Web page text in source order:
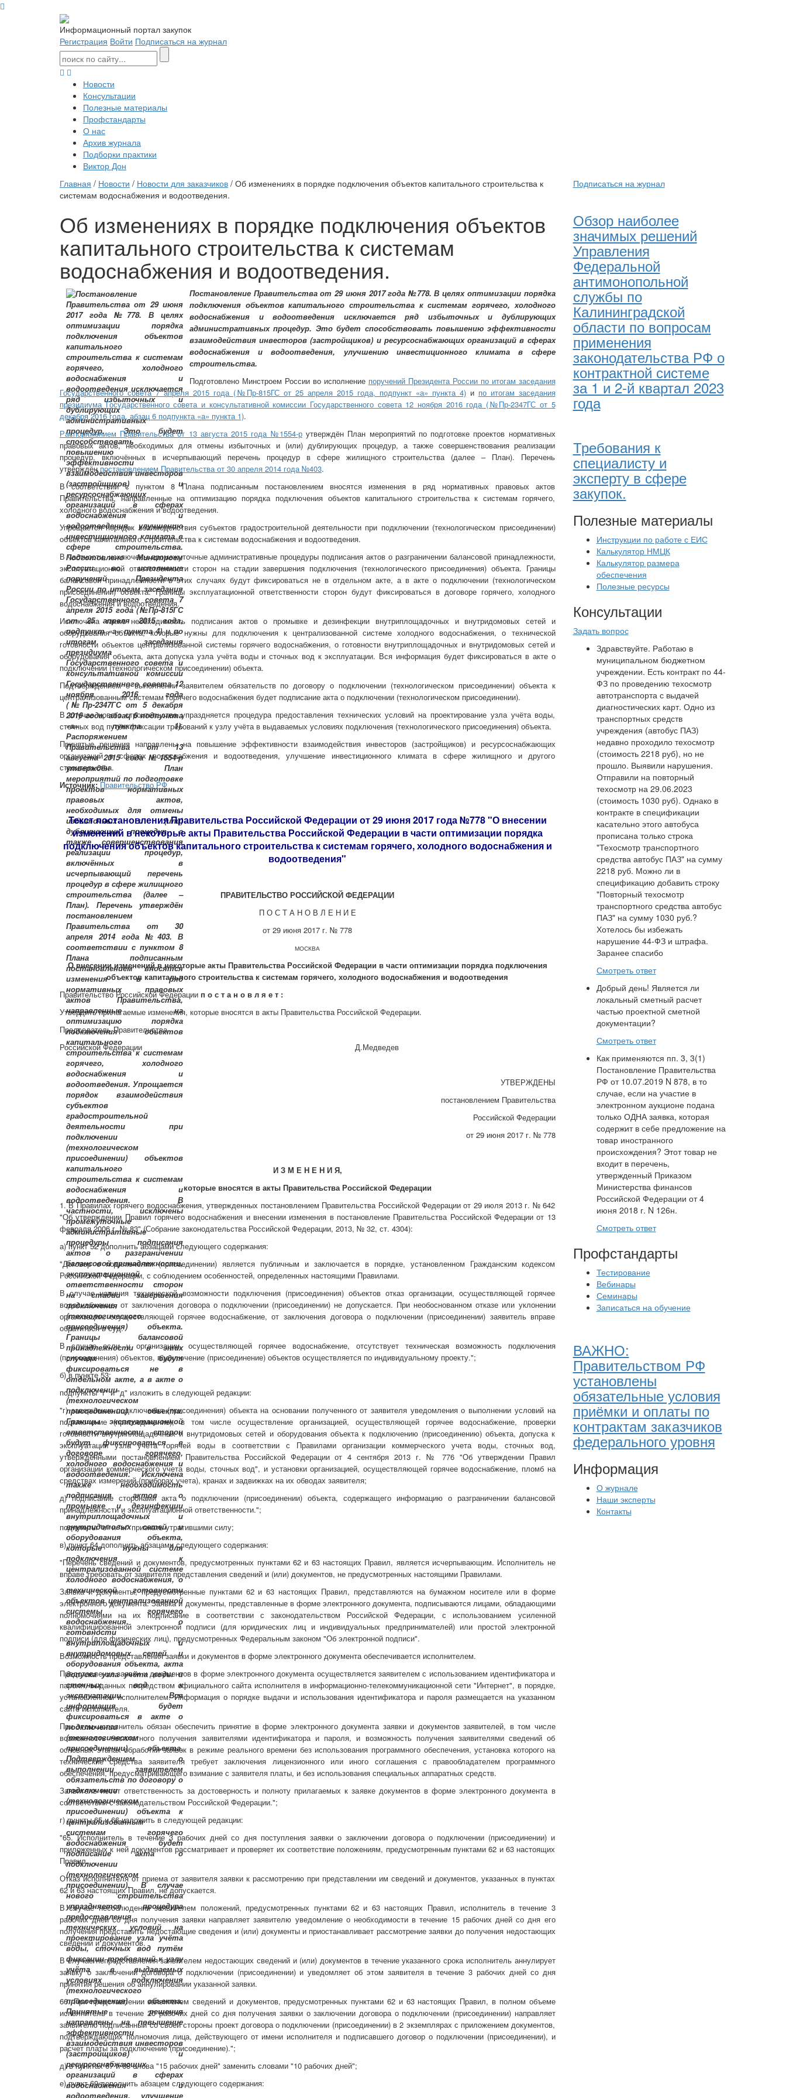
Информационный портал закупок
Регистрация Войти Подписаться на журнал
Новости
Консультации
Полезные материалы
Профстандарты
О нас
Архив журнала
Подборки практики
Виктор Дон
Главная / Новости / Новости для заказчиков / Об изменениях в порядке подключения объектов капитального строительства к
системам водоснабжения и водоотведения.
Об изменениях в порядке подключения объектов
капитального строительства к системам
водоснабжения и водоотведения.
Постановление Правительства от 29 июня 2017 года №778. В целях оптимизации порядка
подключения объектов капитального строительства к системам горячего, холодного
водоснабжения и водоотведения исключается ряд избыточных и дублирующих
административных процедур. Это будет способствовать повышению эффективности
взаимодействия инвесторов (застройщиков) и ресурсоснабжающих организаций в сферах
водоснабжения и водоотведения, улучшению инвестиционного климата в сфере
строительства.
Подготовлено Минстроем России во исполнение поручений Президента России по итогам заседания
Государственного совета 7 апреля 2015 года (№Пр-815ГС от 25 апреля 2015 года, подпункт «а» пункта 4)и по итогам заседания
президиума Государственного совета и консультативной комиссии Государственного совета 12 ноября 2016 года (№Пр-2347ГС от 5
декабря 2016 года, абзац 6 подпункта «а» пункта 1).
Распоряжением Правительства от 13 августа 2015 года №1554-рутверждён План мероприятий по подготовке проектов нормативных
правовых актов, необходимых для отмены избыточных и (или) дублирующих процедур, а также совершенствования реализации
процедур, включённых в исчерпывающий перечень процедур в сфере жилищного строительства (далее – План). Перечень
утверждёнпостановлением Правительства от 30 апреля 2014 года №403.
В соответствии с пунктом 8 Плана подписанным постановлением вносятся изменения в ряд нормативных правовых актов
Правительства, направленные на оптимизацию порядка подключения объектов капитального строительства к системам горячего,
холодного водоснабжения и водоотведения.
Упрощается порядок взаимодействия субъектов градостроительной деятельности при подключении (технологическом присоединении)
объектов капитального строительства к системам водоснабжения и водоотведения.
В частности, исключены промежуточные административные процедуры подписания актов о разграничении балансовой принадлежности,
эксплуатационной ответственности сторон на стадии завершения подключения (технологического присоединения) объекта. Границы
балансовой принадлежности в этих случаях будут фиксироваться не в отдельном акте, а в акте о подключении (технологическом
присоединении) объекта. Границы эксплуатационной ответственности сторон будут фиксироваться в договоре горячего, холодного
водоснабжения и водоотведения.
Исключена также необходимость подписания актов о промывке и дезинфекции внутриплощадочных и внутридомовых сетей и
оборудования объекта, которые нужны для подключения к централизованной системе холодного водоснабжения, о технической
готовности объектов централизованной системы горячего водоснабжения, о готовности внутриплощадочных и внутридомовых сетей и
оборудования объекта, акта допуска узла учёта воды и сточных вод к эксплуатации. Вся информация будет фиксироваться в акте о
подключении (технологическом присоединении) объекта.
Подтверждением о выполнении заявителем обязательств по договору о подключении (технологическом присоединении) объекта к
централизованным системам горячего водоснабжения будет подписание акта о подключении (технологическом присоединении).
В случае нового строительства упраздняется процедура предоставления технических условий на проектирование узла учёта воды,
сточных вод путём фиксации требований к узлу учёта в выдаваемых условиях подключения (технологического присоединения) объекта.
Принятые решения направлены на повышение эффективности взаимодействия инвесторов (застройщиков) и ресурсоснабжающих
организаций в сферах водоснабжения и водоотведения, улучшение инвестиционного климата в сфере жилищного и другого
строительства.
Источник: Правительство РФ
Текст постановления Правительства Российской Федерации от 29 июня 2017 года №778 "О внесении
изменений в некоторые акты Правительства Российской Федерации в части оптимизации порядка
подключения объектов капитального строительства к системам горячего, холодного водоснабжения и
водоотведения"
ПРАВИТЕЛЬСТВО РОССИЙСКОЙ ФЕДЕРАЦИИ
П О С Т А Н О В Л Е Н И Е
от 29 июня 2017 г. № 778
МОСКВА
О внесении изменений в некоторые акты Правительства Российской Федерации в части оптимизации порядка подключения
объектов капитального строительства к системам горячего, холодного водоснабжения и водоотведения
Правительство Российской Федерации п о с т а н о в л я е т :
Утвердить прилагаемые изменения, которые вносятся в акты Правительства Российской Федерации.
Председатель Правительства
Российской Федерации Д.Медведев
УТВЕРЖДЕНЫ
постановлением Правительства
Российской Федерации
от 29 июня 2017 г. № 778
И З М Е Н Е Н И Я,
которые вносятся в акты Правительства Российской Федерации
1. В Правилах горячего водоснабжения, утвержденных постановлением Правительства Российской Федерации от 29 июля 2013 г. № 642
"Об утверждении Правил горячего водоснабжения и внесении изменения в постановление Правительства Российской Федерации от 13
февраля 2006 г. № 83" (Собрание законодательства Российской Федерации, 2013, № 32, ст. 4304):
а) пункт 52 дополнить абзацами следующего содержания:
"Договор о подключении (присоединении) является публичным и заключается в порядке, установленном Гражданским кодексом
Российской Федерации, с соблюдением особенностей, определенных настоящими Правилами.
В случае наличия технической возможности подключения (присоединения) объектов отказ организации, осуществляющей горячее
водоснабжение, от заключения договора о подключении (присоединении) не допускается. При необоснованном отказе или уклонении
организации, осуществляющей горячее водоснабжение, от заключения договора о подключении (присоединении) заявитель вправе
обратиться в суд.
В случае если у организации, осуществляющей горячее водоснабжение, отсутствует техническая возможность подключения
(присоединения) объектов, подключение (присоединение) объектов осуществляется по индивидуальному проекту.";
б) в пункте 53:
подпункты "г" и "д" изложить в следующей редакции:
"г) завершение подключения (присоединения) объекта на основании полученного от заявителя уведомления о выполнении условий на
подключение (присоединение), в том числе осуществление организацией, осуществляющей горячее водоснабжение, проверки
готовности внутриплощадочных и внутридомовых сетей и оборудования объекта к подключению (присоединению) объекта, допуска к
эксплуатации узла учета горячей воды в соответствии с Правилами организации коммерческого учета воды, сточных вод,
утвержденными постановлением Правительства Российской Федерации от 4 сентября 2013 г. № 776 "Об утверждении Правил
организации коммерческого учета воды, сточных вод", и установки организацией, осуществляющей горячее водоснабжение, пломб на
средствах измерений (приборах учета), кранах и задвижках на их обводах заявителя;
д) подписание сторонами акта о подключении (присоединении) объекта, содержащего информацию о разграничении балансовой
принадлежности и эксплуатационной ответственности.";
подпункты "е" и "ж" признать утратившими силу;
в) пункт 64 дополнить абзацами следующего содержания:
"Перечень сведений и документов, предусмотренных пунктами 62 и 63 настоящих Правил, является исчерпывающим. Исполнитель не
вправе требовать от заявителя представления сведений и (или) документов, не предусмотренных настоящими Правилами.
Заявка и документы, предусмотренные пунктами 62 и 63 настоящих Правил, представляются на бумажном носителе или в форме
электронного документа. Заявка и документы, представленные в форме электронного документа, подписываются лицами, обладающими
полномочиями на их подписание в соответствии с законодательством Российской Федерации, с использованием усиленной
квалифицированной электронной подписи (для юридических лиц и индивидуальных предпринимателей) или простой электронной
подписи (для физических лиц), предусмотренных Федеральным законом "Об электронной подписи".
Возможность представления заявки и документов в форме электронного документа обеспечивается исполнителем.
Представление заявки и документов в форме электронного документа осуществляется заявителем с использованием идентификатора и
пароля, выданных посредством официального сайта исполнителя в информационно-телекоммуникационной сети "Интернет", в порядке,
установленном исполнителем. Информация о порядке выдачи и использования идентификатора и пароля размещается на указанном
сайте исполнителя.
При этом исполнитель обязан обеспечить принятие в форме электронного документа заявки и документов заявителей, в том числе
возможность бесплатного получения заявителями идентификатора и пароля, и возможность получения заявителями сведений об
основных этапах обработки заявок в режиме реального времени без использования программного обеспечения, установка которого на
технические средства заявителя требует заключения лицензионного или иного соглашения с правообладателем программного
обеспечения, предусматривающего взимание с заявителя платы, и без использования специальных аппаратных средств.
Заявитель несет ответственность за достоверность и полноту прилагаемых к заявке документов в форме электронного документа в
соответствии с законодательством Российской Федерации.";
г) пункты 65 и 66 изложить в следующей редакции:
"65. Исполнитель в течение 3 рабочих дней со дня поступления заявки о заключении договора о подключении (присоединении) и
приложенных к ней документов рассматривает и проверяет их соответствие положениям, предусмотренным пунктами 62 и 63 настоящих
Правил.
Отказ исполнителя от приема от заявителя заявки к рассмотрению при представлении им сведений и документов, указанных в пунктах
62 и 63 настоящих Правил, не допускается.
В случае несоблюдения заявителем положений, предусмотренных пунктами 62 и 63 настоящих Правил, исполнитель в течение 3
рабочих дней со дня получения заявки направляет заявителю уведомление о необходимости в течение 15 рабочих дней со дня его
получения представить недостающие сведения и (или) документы и приостанавливает рассмотрение заявки до получения недостающих
сведений и документов.
В случае непредставления заявителем недостающих сведений и (или) документов в течение указанного срока исполнитель аннулирует
заявку о заключении договора о подключении (присоединении) и уведомляет об этом заявителя в течение 3 рабочих дней со дня
принятия решения об аннулировании указанной заявки.
66. При представлении заявителем сведений и документов, предусмотренных пунктами 62 и 63 настоящих Правил, в полном объеме
исполнитель в течение 20 рабочих дней со дня получения заявки о заключении договора о подключении (присоединении) направляет
заявителю подписанный со своей стороны проект договора о подключении (присоединении) в 2 экземплярах с приложением документов,
подтверждающих полномочия лица, действующего от имени исполнителя и подписавшего договор о подключении (присоединении), и
расчет платы за подключение (присоединение).";
д) в пунктах 67 и 68 слова "15 рабочих дней" заменить словами "10 рабочих дней";
е) пункт 69 дополнить абзацем следующего содержания:
Подписаться на журнал
Обзор наиболее
значимых решений
Управления
Федеральной
антимонопольной
службы по
Калининградской
области по вопросам
применения
законодательства РФ о
контрактной системе
за 1 и 2-й квартал 2023
года
Требования к
специалисту и
эксперту в сфере
закупок.
Полезные материалы
Инструкции по работе с ЕИС
Калькулятор НМЦК
Калькулятор размера
обеспечения
Полезные ресурсы
Консультации
Задать вопрос
Здравствуйте. Работаю в
муниципальном бюджетном
учреждении. Есть контракт по 44-
ФЗ по проведению техосмотр
автотранспорта с выдачей
диагностических карт. Одно из
транспортных средств
учреждения (автобус ПАЗ)
недавно проходило техосмотр
(стоимость 2218 руб), но не
прошло. Выявили нарушения.
Отправили на повторный
техосмотр на 29.06.2023
(стоимость 1030 руб). Однако в
контракте в спецификации
касательно этого автобуса
прописана только строка
"Техосмотр транспортного
средства автобус ПАЗ" на сумму
2218 руб. Можно ли в
спецификацию добавить строку
"Повторный техосмотр
транспортного средства автобус
ПАЗ" на сумму 1030 руб.?
Хотелось бы избежать
нарушение 44-ФЗ и штрафа.
Заранее спасибо
Смотреть ответ
Добрый день! Является ли
локальный сметный расчет
частью проектной сметной
документации?
Смотреть ответ
Как применяются пп. 3, 3(1)
Постановление Правительства
РФ от 10.07.2019 N 878, в то
случае, если на участие в
электронном аукционе подана
только ОДНА заявка, которая
содержит в себе предложение на
товар иностранного
происхождения? Этот товар не
входит в перечень,
утвержденный Приказом
Министерства финансов
Российской Федерации от 4
июня 2018 г. N 126н.
Смотреть ответ
Профстандарты
Тестирование
Вебинары
Семинары
Записаться на обучение
ВАЖНО:
Правительством РФ
установлены
обязательные условия
приёмки и оплаты по
контрактам заказчиков
федерального уровня
Информация
О журнале
Наши эксперты
Контакты